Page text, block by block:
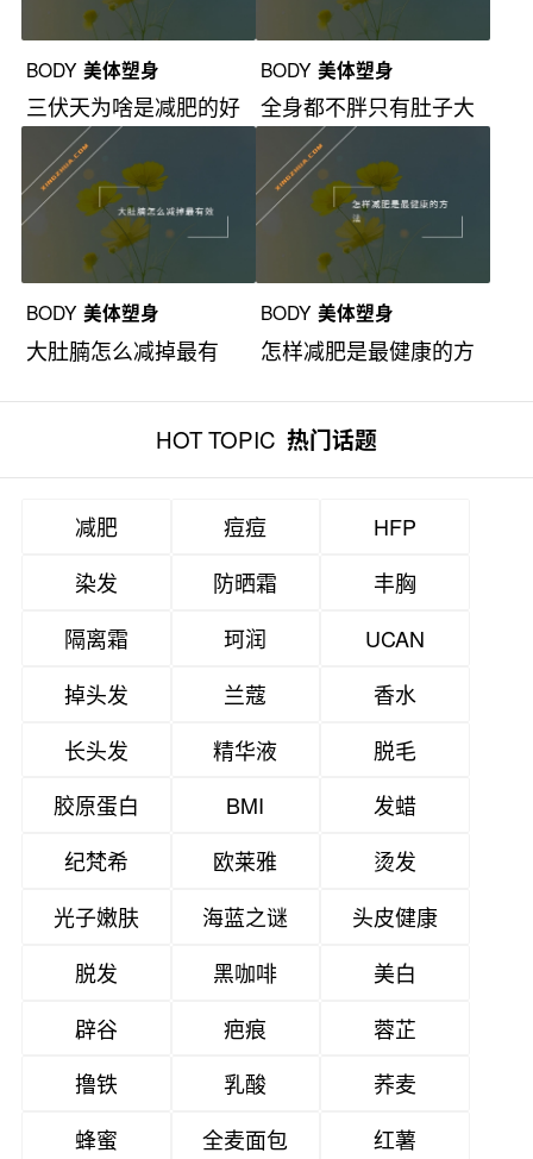
BODY 美体塑身
三伏天为啥是减肥的好
时候？
BODY 美体塑身
全身都不胖只有肚子大
怎么减肥？
BODY 美体塑身
大肚腩怎么减掉最有
BODY 美体塑身
怎样减肥是最健康的方
HOT TOPIC 热门话题
减肥 痘痘
HFP
染发
防晒霜
丰胸
隔离霜
珂润
UCAN
掉头发
兰蔻
香水
长头发
精华液
脱毛
胶原蛋白
BMI
发蜡
纪梵希
欧莱雅
烫发
光子嫩肤
海蓝之谜
头皮健康
脱发
黑咖啡
美白
辟谷
疤痕
蓉芷
撸铁
乳酸
荞麦
蜂蜜
全麦面包 红薯